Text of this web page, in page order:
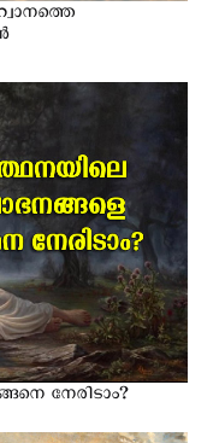
നേരിടാം?